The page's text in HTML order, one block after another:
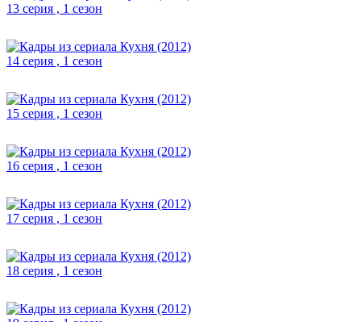
13 серия , 1 сезон
14 серия , 1 сезон
15 серия , 1 сезон
16 серия , 1 сезон
17 серия , 1 сезон
18 серия , 1 сезон